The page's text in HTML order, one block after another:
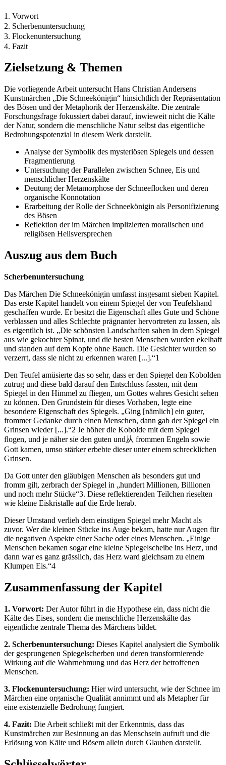
1. Vorwort
2. Scherbenuntersuchung
3. Flockenuntersuchung
4. Fazit
Zielsetzung & Themen
Die vorliegende Arbeit untersucht Hans Christian Andersens
Kunstmärchen „Die Schneekönigin“ hinsichtlich der Repräsentation
des Bösen und der Metaphorik der Herzenskälte. Die zentrale
Forschungsfrage fokussiert dabei darauf, inwieweit nicht die Kälte
der Natur, sondern die menschliche Natur selbst das eigentliche
Bedrohungspotenzial in diesem Werk darstellt.
Analyse der Symbolik des mysteriösen Spiegels und dessen
Fragmentierung
Untersuchung der Parallelen zwischen Schnee, Eis und
menschlicher Herzenskälte
Deutung der Metamorphose der Schneeflocken und deren
organische Konnotation
Erarbeitung der Rolle der Schneekönigin als Personifizierung
des Bösen
Reflektion der im Märchen implizierten moralischen und
religiösen Heilsversprechen
Auszug aus dem Buch
Scherbenuntersuchung
Das Märchen Die Schneekönigin umfasst insgesamt sieben Kapitel.
Das erste Kapitel handelt von einem Spiegel der von Teufelshand
geschaffen wurde. Er besitzt die Eigenschaft alles Gute und Schöne
verblassen und alles Schlechte prägnanter hervortreten zu lassen, als
es eigentlich ist. „Die schönsten Landschaften sahen in dem Spiegel
aus wie gekochter Spinat, und die besten Menschen wurden ekelhaft
und standen auf dem Kopfe ohne Bauch. Die Gesichter wurden so
verzerrt, dass sie nicht zu erkennen waren [...].“1
Den Teufel amüsierte das so sehr, dass er den Spiegel den Kobolden
zutrug und diese bald darauf den Entschluss fassten, mit dem
Spiegel in den Himmel zu fliegen, um Gottes wahres Gesicht sehen
zu können. Den Grundstein für dieses Vorhaben, legte eine
besondere Eigenschaft des Spiegels. „Ging [nämlich] ein guter,
frommer Gedanke durch einen Menschen, dann gab der Spiegel ein
Grinsen wieder [...].“2 Je höher die Kobolde mit dem Spiegel
flogen, und je näher sie den guten und从 frommen Engeln sowie
Gott kamen, umso stärker erbebte dieser unter einem schrecklichen
Grinsen.
Da Gott unter den gläubigen Menschen als besonders gut und
fromm gilt, zerbrach der Spiegel in „hundert Millionen, Billionen
und noch mehr Stücke“3. Diese reflektierenden Teilchen rieselten
wie kleine Eiskristalle auf die Erde herab.
Dieser Umstand verlieh dem einstigen Spiegel mehr Macht als
zuvor. Wer die kleinen Stücke ins Auge bekam, hatte nur Augen für
die negativen Aspekte einer Sache oder eines Menschen. „Einige
Menschen bekamen sogar eine kleine Spiegelscheibe ins Herz, und
dann war es ganz grässlich, das Herz ward gleichsam zu einem
Klumpen Eis.“4
Zusammenfassung der Kapitel
1. Vorwort: Der Autor führt in die Hypothese ein, dass nicht die
Kälte des Eises, sondern die menschliche Herzenskälte das
eigentliche zentrale Thema des Märchens bildet.
2. Scherbenuntersuchung: Dieses Kapitel analysiert die Symbolik
der gesprungenen Spiegelscherben und deren transformierende
Wirkung auf die Wahrnehmung und das Herz der betroffenen
Menschen.
3. Flockenuntersuchung: Hier wird untersucht, wie der Schnee im
Märchen eine organische Qualität annimmt und als Metapher für
eine existenzielle Bedrohung fungiert.
4. Fazit: Die Arbeit schließt mit der Erkenntnis, dass das
Kunstmärchen zur Besinnung an das Menschsein aufruft und die
Erlösung von Kälte und Bösem allein durch Glauben darstellt.